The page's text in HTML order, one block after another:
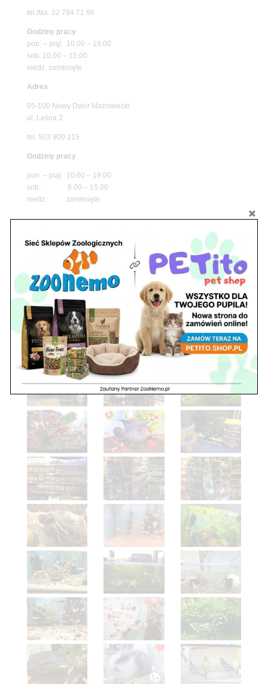
tel./fax. 22 784 71 96
Godziny pracy
pon. – piąt. 10.00 – 19.00
sob. 10.00 – 15.00
niedz. zamknięte
Adres
05-100 Nowy Dwór Mazowiecki
ul. Leśna 2
tel. 503 900 215
Godziny pracy
pon. – piąt. 10.00 – 19.00
sob. 8.00 – 15.00
niedz. zamknięte